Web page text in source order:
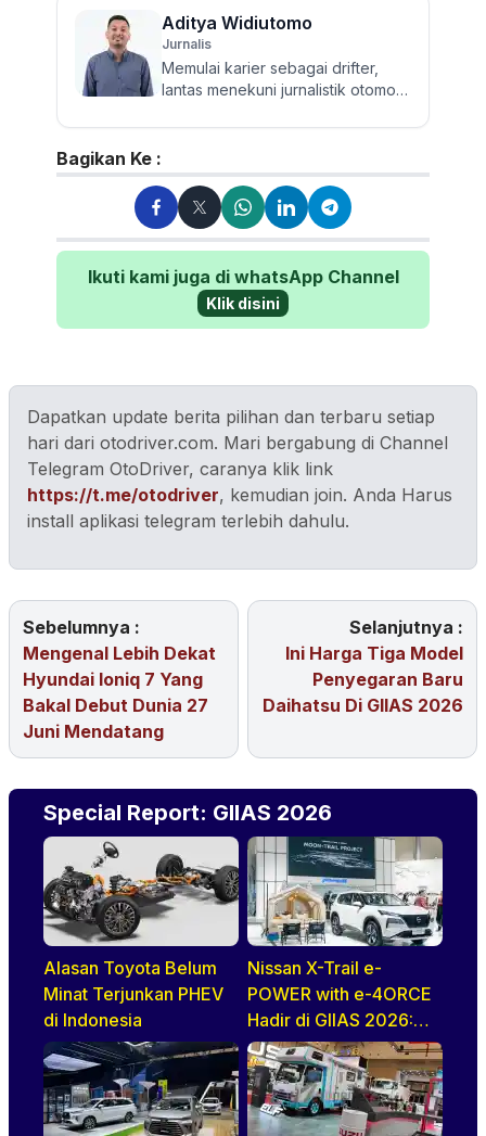
Aditya Widiutomo
Jurnalis
Memulai karier sebagai drifter,
lantas menekuni jurnalistik otomotif
Walau sering mereview...
Bagikan Ke :
Ikuti kami juga di whatsApp Channel
Klik disini
Dapatkan update berita pilihan dan terbaru setiap
hari dari otodriver.com. Mari bergabung di Channel
Telegram OtoDriver, caranya klik link
https://t.me/otodriver, kemudian join. Anda Harus
install aplikasi telegram terlebih dahulu.
Sebelumnya :
Mengenal Lebih Dekat
Hyundai Ioniq 7 Yang
Bakal Debut Dunia 27
Juni Mendatang
Selanjutnya :
Ini Harga Tiga Model
Penyegaran Baru
Daihatsu Di GIIAS 2026
Special Report: GIIAS 2026
Alasan Toyota Belum
Minat Terjunkan PHEV
di Indonesia
Nissan X-Trail e-
POWER with e-4ORCE
Hadir di GIIAS 2026:
Performa,
Kenyamanan, dan
Teknologi Elektrifikasi
dalam Satu Paket